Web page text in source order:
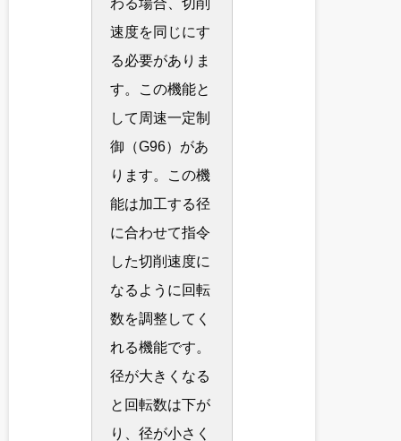
速度を同じにす
る必要がありま
す。この機能と
して周速一定制
御（G96）があ
ります。この機
能は加工する径
に合わせて指令
した切削速度に
なるように回転
数を調整してく
れる機能です。
径が大きくなる
と回転数は下が
り、径が小さく